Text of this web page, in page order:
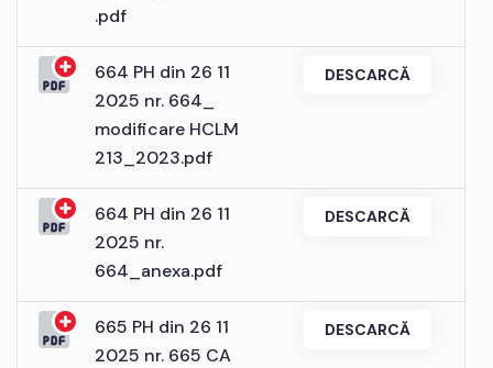
.pdf
664 PH din 26 11
2025 nr. 664_
modificare HCLM
213_2023.pdf
DESCARCĂ
664 PH din 26 11
2025 nr.
664_anexa.pdf
DESCARCĂ
665 PH din 26 11
2025 nr. 665 CA
DESCARCĂ